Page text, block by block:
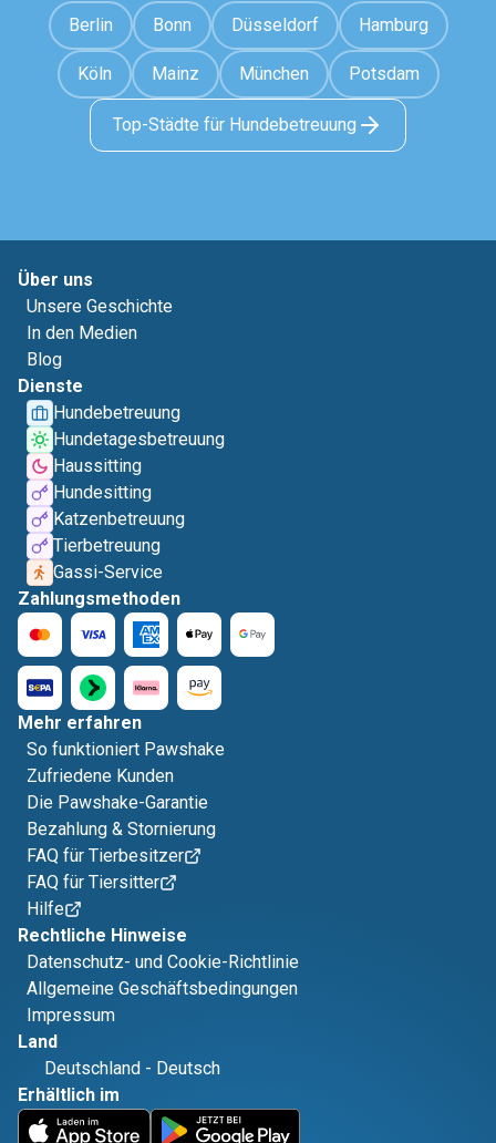
Berlin Bonn Düsseldorf Hamburg
Köln Mainz München Potsdam
Top-Städte für Hundebetreuung
Über uns
Unsere Geschichte
In den Medien
Blog
Dienste
Hundebetreuung
Hundetagesbetreuung
Haussitting
Hundesitting
Katzenbetreuung
Tierbetreuung
Gassi-Service
Zahlungsmethoden
Mehr erfahren
So funktioniert Pawshake
Zufriedene Kunden
Die Pawshake-Garantie
Bezahlung & Stornierung
FAQ für Tierbesitzer
FAQ für Tiersitter
Hilfe
Rechtliche Hinweise
Datenschutz- und Cookie-Richtlinie
Allgemeine Geschäftsbedingungen
Impressum
Land
Deutschland - Deutsch
Erhältlich im